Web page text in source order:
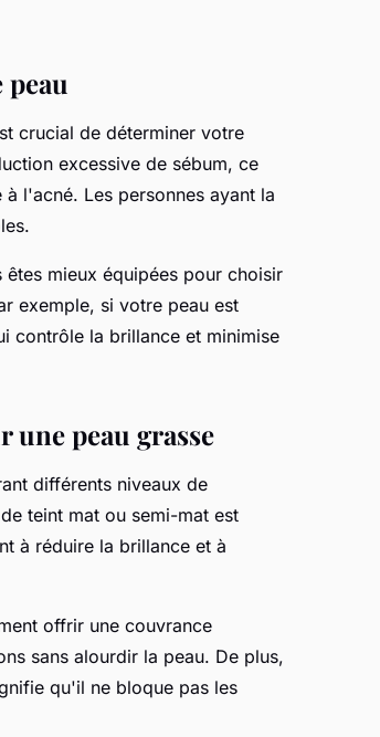
crucial de déterminer votre
excessive de sébum, ce
l'acné. Les personnes ayant la
mieux équipées pour choisir
exemple, si votre peau est
contrôle la brillance et minimise
une peau grasse
différents niveaux de
teint mat ou semi-mat est
à réduire la brillance et à
offrir une couvrance
sans alourdir la peau. De plus,
qu'il ne bloque pas les